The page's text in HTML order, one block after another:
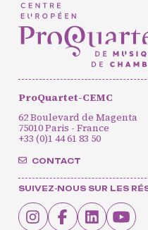
ProQuartet-CEMC
62 Boulevard de Magenta
75010 Paris - France
+33 (0)1 44 61 83 50
CONTACT
SUIVEZ-NOUS SUR LES
Projets
Actions
Concerts
Pratiques
Agenda
Actualités
Vidéos des